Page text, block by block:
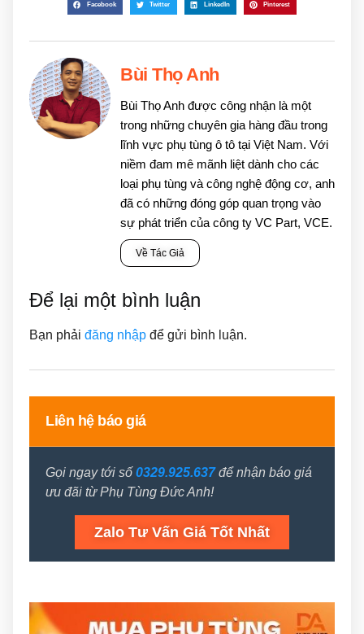
Facebook Twitter LinkedIn Pinterest
Bùi Thọ Anh
Bùi Thọ Anh được công nhận là một
trong những chuyên gia hàng đầu trong
lĩnh vực phụ tùng ô tô tại Việt Nam. Với
niềm đam mê mãnh liệt dành cho các
loại phụ tùng và công nghệ động cơ, anh
đã có những đóng góp quan trọng vào
sự phát triển của công ty VC Part, VCE.
Về Tác Giả
Để lại một bình luận
Bạn phải đăng nhập để gửi bình luận.
Liên hệ báo giá
Gọi ngay tới số 0329.925.637để nhận báo giá
ưu đãi từ Phụ Tùng Đức Anh!
Zalo Tư Vấn Giá Tốt Nhất